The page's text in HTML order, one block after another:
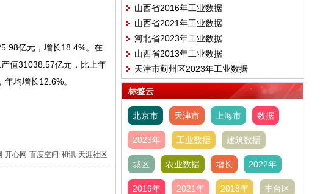
亿元，增长18.4%。在
值31038.57亿元，比上年
均增长12.6%。
开心网 百度空间 和讯 天涯社区
山西省2016年工业数据
山西省2021年工业数据
河北省2023年工业数据
山西省2013年工业数据
天津市蓟州区2023年工业数据
标签云
北京市 天津市 上海市 数据
2023年 工业数据 建筑数据
城区 农业数据 增长 2022年
2019年 2021年 2018年 丰台区